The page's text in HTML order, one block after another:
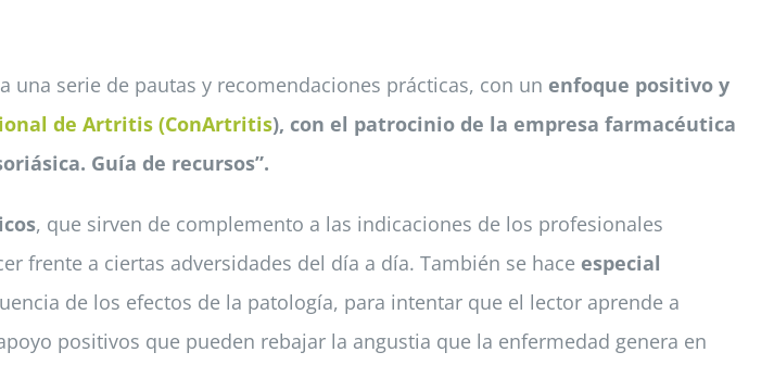
serie de pautas y recomendaciones prácticas, con un enfoque positivo y
de Artritis (ConArtritis), con el patrocinio de la empresa farmacéutica
Guía de recursos”.
, que sirven de complemento a las indicaciones de los profesionales
frente a ciertas adversidades del día a día. También se hace especial
de los efectos de la patología, para intentar que el lector aprende a
positivos que pueden rebajar la angustia que la enfermedad genera en